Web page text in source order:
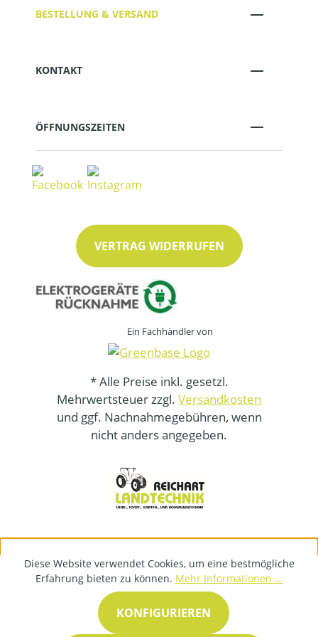
BESTELLUNG & VERSAND
KONTAKT
ÖFFNUNGSZEITEN
VERTRAG WIDERRUFEN
Ein Fachhändler von
* Alle Preise inkl. gesetzl.
Mehrwertsteuer zzgl. Versandkosten
und ggf. Nachnahmegebühren, wenn
nicht anders angegeben.
Diese Website verwendet Cookies, um eine bestmögliche
Erfahrung bieten zu können. Mehr Informationen ...
KONFIGURIEREN